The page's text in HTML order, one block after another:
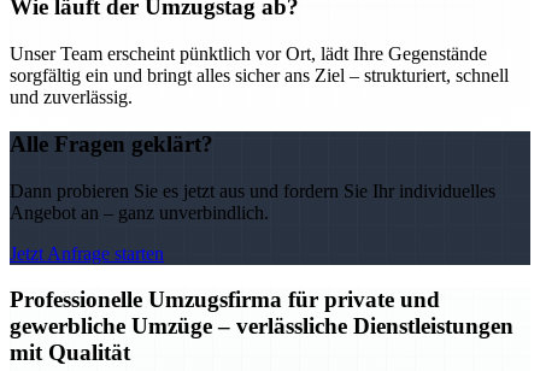
Wie läuft der Umzugstag ab?
Unser Team erscheint pünktlich vor Ort, lädt Ihre Gegenstände
sorgfältig ein und bringt alles sicher ans Ziel – strukturiert, schnell
und zuverlässig.
Alle Fragen geklärt?
Dann probieren Sie es jetzt aus und fordern Sie Ihr individuelles
Angebot an – ganz unverbindlich.
Jetzt Anfrage starten
Professionelle Umzugsfirma für private und
gewerbliche Umzüge – verlässliche Dienstleistungen
mit Qualität